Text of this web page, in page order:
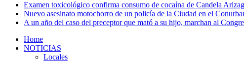
Examen toxicológico confirma consumo de cocaína de Candela
Nuevo asesinato motochorro de un policía de la Ciudad en el
A un año del caso del preceptor que mató a su hijo, marchan al
Home
NOTICIAS
Locales